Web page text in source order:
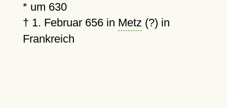
* um 630
† 1. Februar 656in Metz (?) in
Frankreich